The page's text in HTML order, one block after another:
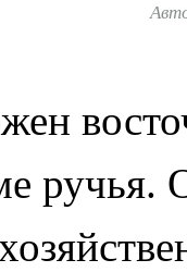
ручья.